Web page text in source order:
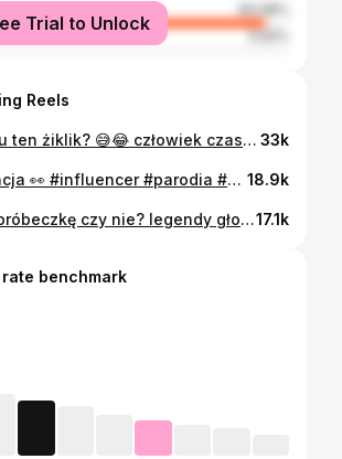
94.08%
5.92%
Trial to Unlock
Reels
co to w końcu ten żiklik? 😅😂 człowiek czasami się zastanawiał, jak doszło do wymyślenia danej nazwy - tak jest pewnie w całym handlu, macie takie historie?! #parodia #śmieszne #makijaż #pielęgnacja #perfumeria humor , perfumeria , kosmetyki , pielęgnacja , śmieszne , makijaż , kobieta 33k
co racja to racja 👀 #influencer #parodia #śmieszne #dziecko #tiktok #contentcreator śmieszne , parodia , dziecko , dorosły 18.9k
to można tą próbeczkę czy nie? legendy głoszą, że przyszła też na drugi dzień 😅🤫 #makijaż #makijażystka #kosmetyki #śmieszne #parodia perfumeria , perfumy , makijażystka , śmieszne , wizażystka , kosmetyki , parodia , zabawne rolki17.1k
rate benchmark